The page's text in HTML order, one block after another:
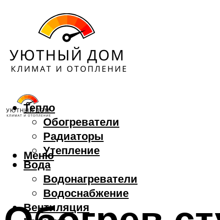
Тепло
Обогреватели
Радиаторы
Утепление
Вода
Водонагреватели
Водоснабжение
Вентиляция
Меню